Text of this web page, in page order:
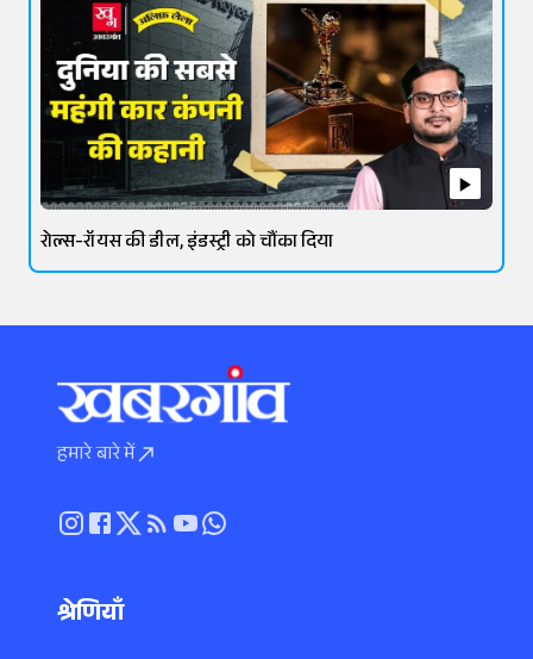
रोल्स-रॉयस की डील, इंडस्ट्री को चौंका दिया
हमारे बारे में
श्रेणियाँ